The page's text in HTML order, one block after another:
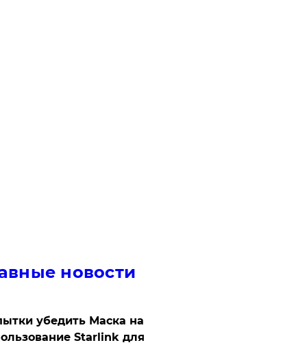
новости
убедить Маска на
Starlink для